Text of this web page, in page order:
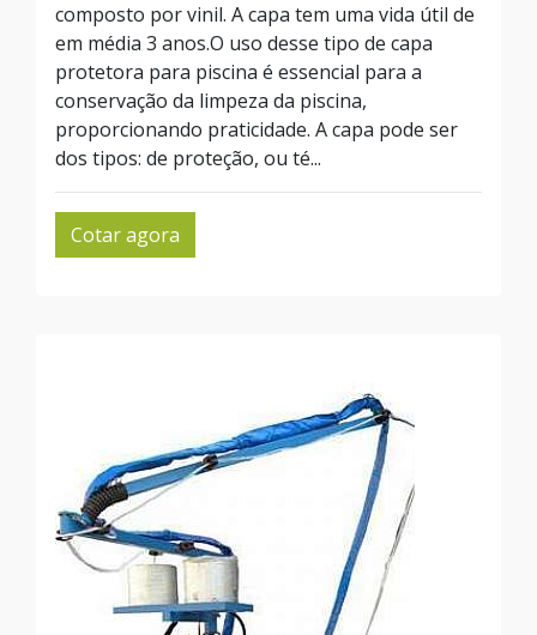
composto por vinil. A capa tem uma vida útil de
em média 3 anos.O uso desse tipo de capa
protetora para piscina é essencial para a
conservação da limpeza da piscina,
proporcionando praticidade. A capa pode ser
dos tipos: de proteção, ou té...
Cotar agora